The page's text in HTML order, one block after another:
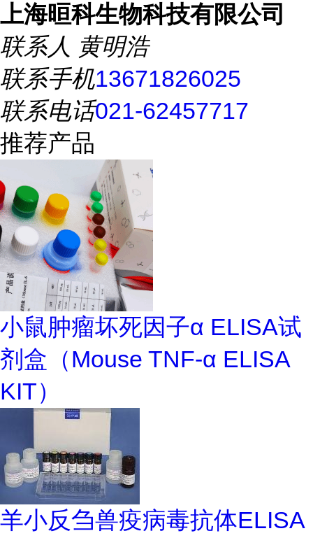
上海晅科生物科技有限公司
联系人 黄明浩
联系手机13671826025
联系电话021-62457717
推荐产品
小鼠肿瘤坏死因子α ELISA试
剂盒（Mouse TNF-α ELISA
KIT）
羊小反刍兽疫病毒抗体ELISA